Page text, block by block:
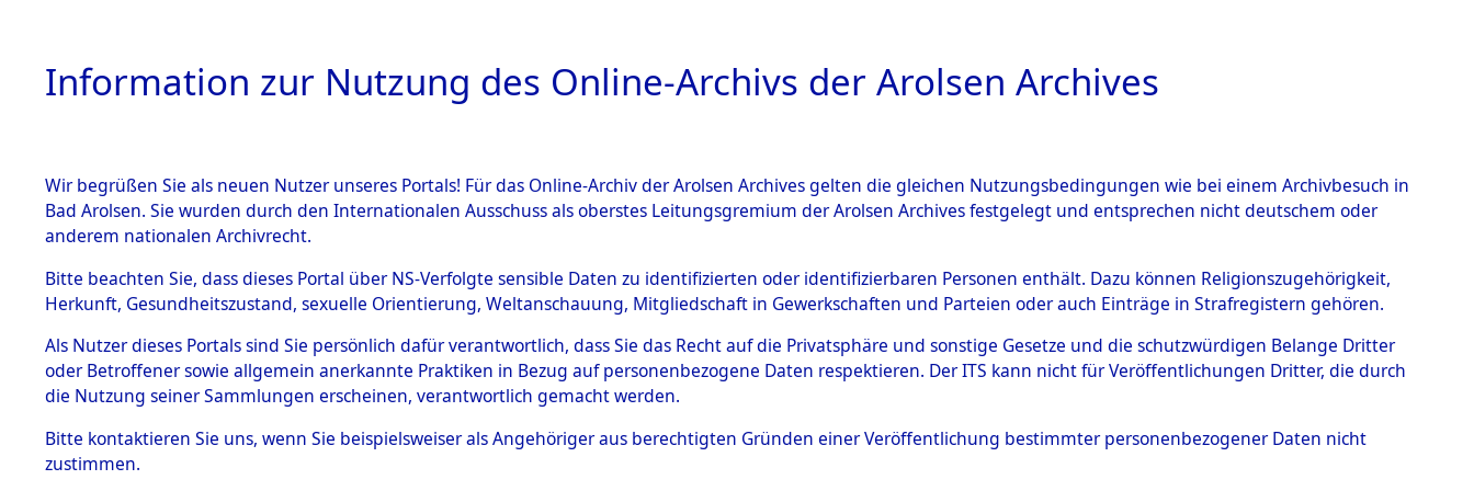
HOME BESTANDSBESCHREIBUNG ARCHIVALE ÜBERSICHT BILD
BESTÄNDE
Inhaftierungsdoku
mente
5. Verschiedenes
Todesmärsche
5.3.1 Alliierte
Ermittlung des Ablaufs und der Routen von
Evakuierungsmärschen, die Feststellung der Anzahl unbekannter
Toter aus Konzentrationslagern und der Ort ihrer Grablegungen:
Fehlanzeigen→0002 (84629070)→0128 (84629112)
Information zur Nutzung des Online-Archivs der Arolsen Archives
Wir begrüßen Sie als neuen Nutzer unseres Portals! Für das Online-Archiv der Arolsen Archives gelten die gleichen Nutzungsbedingungen wie bei einem Archivbesuch in
Bad Arolsen. Sie wurden durch den Internationalen Ausschuss als oberstes Leitungsgremium der Arolsen Archives festgelegt und entsprechen nicht deutschem oder
anderem nationalen Archivrecht.
Bitte beachten Sie, dass dieses Portal über NS-Verfolgte sensible Daten zu identifizierten oder identifizierbaren Personen enthält. Dazu können Religionszugehörigkeit,
Herkunft, Gesundheitszustand, sexuelle Orientierung, Weltanschauung, Mitgliedschaft in Gewerkschaften und Parteien oder auch Einträge in Strafregistern gehören.
Als Nutzer dieses Portals sind Sie persönlich dafür verantwortlich, dass Sie das Recht auf die Privatsphäre und sonstige Gesetze und die schutzwürdigen Belange Dritter
oder Betroffener sowie allgemein anerkannte Praktiken in Bezug auf personenbezogene Daten respektieren. Der ITS kann nicht für Veröffentlichungen Dritter, die durch
die Nutzung seiner Sammlungen erscheinen, verantwortlich gemacht werden.
Bitte kontaktieren Sie uns, wenn Sie beispielsweiser als Angehöriger aus berechtigten Gründen einer Veröffentlichung bestimmter personenbezogener Daten nicht
zustimmen.